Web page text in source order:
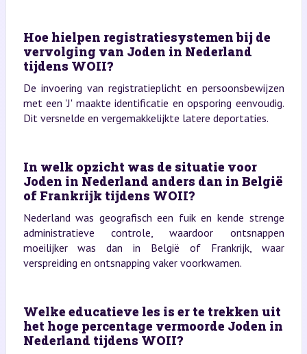
Hoe hielpen registratiesystemen bij de
vervolging van Joden in Nederland
tijdens WOII?
De invoering van registratieplicht en persoonsbewijzen
met een 'J' maakte identificatie en opsporing eenvoudig.
Dit versnelde en vergemakkelijkte latere deportaties.
In welk opzicht was de situatie voor
Joden in Nederland anders dan in België
of Frankrijk tijdens WOII?
Nederland was geografisch een fuik en kende strenge
administratieve controle, waardoor ontsnappen
moeilijker was dan in België of Frankrijk, waar
verspreiding en ontsnapping vaker voorkwamen.
Welke educatieve les is er te trekken uit
het hoge percentage vermoorde Joden in
Nederland tijdens WOII?